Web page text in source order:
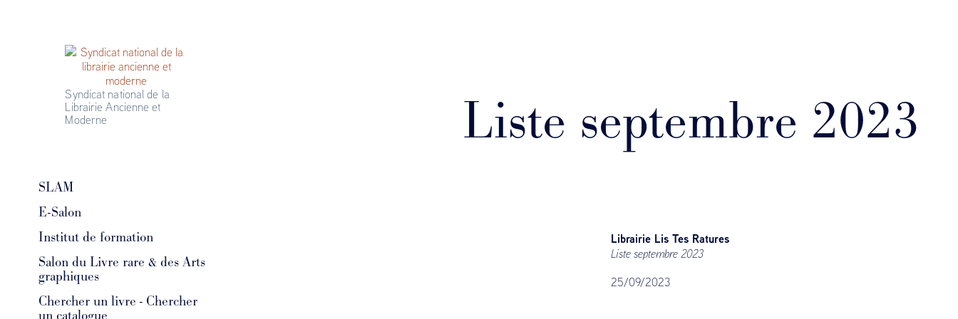
Syndicat national de la
Librairie Ancienne et
Moderne
SLAM
E-Salon
Institut de formation
Salon du Livre rare & des Arts
graphiques
Chercher un livre - Chercher
un catalogue
Liste septembre 2023
Librairie Lis Tes Ratures
Liste septembre 2023
25/09/2023